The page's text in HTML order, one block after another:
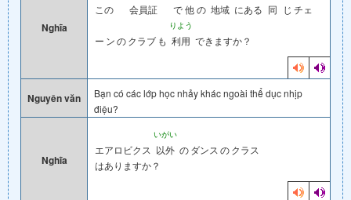
Nghĩa
この 会員証 で他の 地域 にある 同 じ チェ
ー ンのクラブ も
りよう
利用 できますか？
Nguyên văn
Bạn có các lớp học nhảy khác ngoài thể dục nhịp
điệu?
Nghĩa
エアロビクス
いがい
以外 のダンス のクラス
はありますか？